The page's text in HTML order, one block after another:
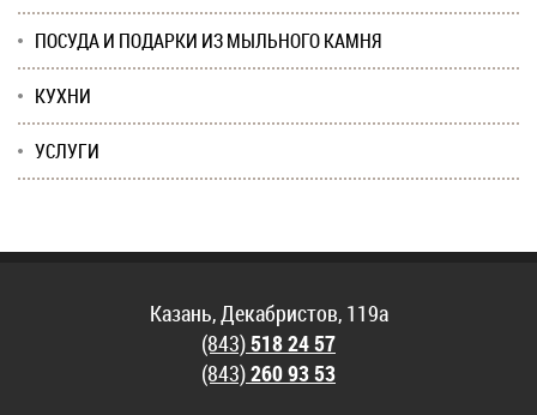
ПОСУДА И ПОДАРКИ ИЗ МЫЛЬНОГО КАМНЯ
КУХНИ
УСЛУГИ
Казань, Декабристов, 119а
(843)518 24 57
(843)260 93 53